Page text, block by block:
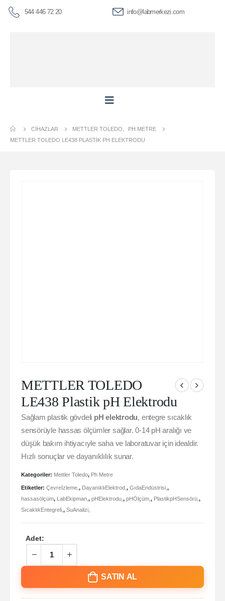
544 446 72 20 info@labmerkezi.com
CIHAZLAR METTLER TOLEDO
PH METRE
METTLER TOLEDO LE438 PLASTIK PH ELEKTRODU
METTLER TOLEDO
LE438 Plastik pH Elektrodu
Sağlam plastik gövdeli pH elektrodu, entegre sıcaklık
sensörüyle hassas ölçümler sağlar. 0-14 pH aralığı ve
düşük bakım ihtiyacıyle saha ve laboratuvar için idealdir.
Hızlı sonuçlar ve dayanıklılık sunar.
Kategoriler: Mettler Toledo, Ph Metre
Etiketler: Çevreİzleme, , DayanıklıElektrod, , GıdaEndüstrisi, ,
hassasölçüm, LabEkipman, , pHElektrodu, , pHÖlçüm, , PlastikpHSensörü, ,
SıcaklıkEntegreli, , SuAnalizi,
Adet:
SATIN AL